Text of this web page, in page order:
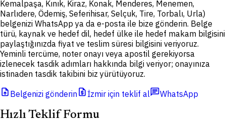
Kemalpaşa, Kınık, Kiraz, Konak, Menderes, Menemen,
Narlıdere, Ödemiş, Seferihisar, Selçuk, Tire, Torbalı, Urla)
belgenizi WhatsApp ya da e-posta ile bize gönderin. Belge
türü, kaynak ve hedef dil, hedef ülke ile hedef makam bilgisini
paylaştığınızda fiyat ve teslim süresi bilgisini veriyoruz.
Yeminli tercüme, noter onayı veya apostil gerekiyorsa
izlenecek tasdik adımları hakkında bilgi veriyor; onayınıza
istinaden tasdik takibini biz yürütüyoruz.
upload_file Belgenizi gönderinrequest_quote İzmir için teklif alchatWhatsApp
Hızlı Teklif Formu